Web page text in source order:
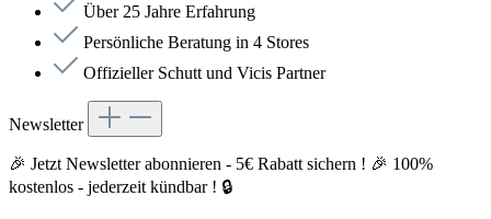
Über 25 Jahre Erfahrung
Persönliche Beratung in 4 Stores
Offizieller Schutt und Vicis Partner
Newsletter
🎉 Jetzt Newsletter abonnieren - 5€ Rabatt sichern ! 🎉 100%
kostenlos - jederzeit kündbar ! 🔒